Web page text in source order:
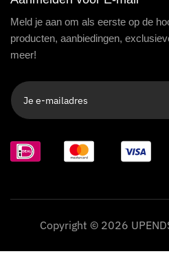
Meld je aan om als eerste op de
producten, aanbiedingen,
meer!
Copyright © 2026